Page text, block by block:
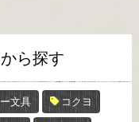
ら探す
文具 コクヨ